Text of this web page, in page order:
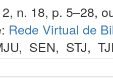
n. 18, p. 5–28,
Rede Virtual de
, SEN, STJ,